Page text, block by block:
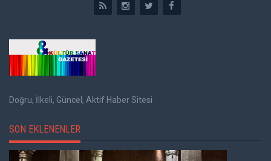
Doğru, İlkeli, Güncel, Aktif Haber Sitesi
SON EKLENENLER